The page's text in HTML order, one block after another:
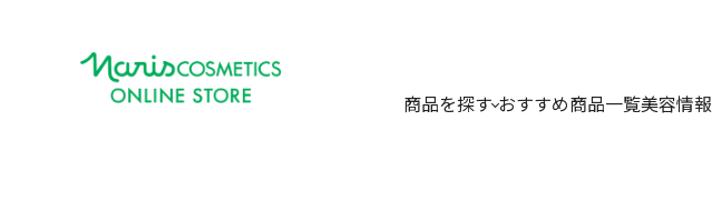
商品を探す おすすめ商品一覧美容情報